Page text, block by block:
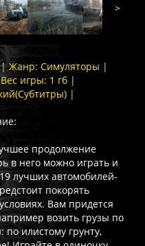
>
| Жанр: Симуляторы |
игры: 1 гб |
|
продолжение
в него можно играть и
лучших автомобилей-
покорять
Вам придется
возить грузы по
по илистому грунту,